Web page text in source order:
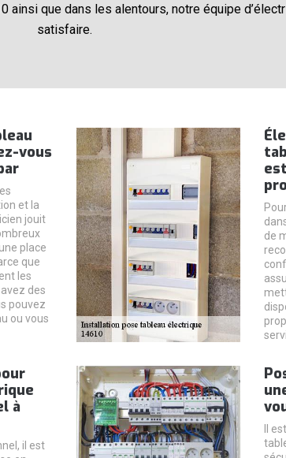
ainsi que dans les alentours, notre équipe
satisfaire.
vous
et la
jouit
place
que
les
des
pouvez
ou vous
de
à
il est
Il